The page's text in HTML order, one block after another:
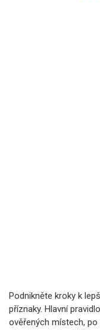
Podnikněte kroky k
příznaky. Hlavní
ověřených místech, po